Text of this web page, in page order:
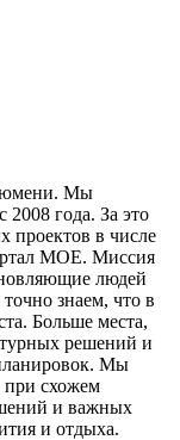
Мы
года. За это
проектов в числе
МОЕ. Миссия
людей
знаем, что в
Больше места,
решений и
Мы
при схожем
и важных
и отдыха.